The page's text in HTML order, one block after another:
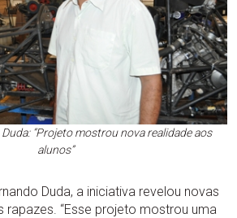
“Projeto mostrou nova realidade aos
alunos”
Duda, a iniciativa revelou novas
rapazes. “Esse projeto mostrou uma